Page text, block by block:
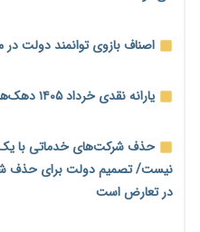
اختیارات جدید گمرکات برای
پایان شهریور ابلاغ شد
اصناف بازوی توانمند دولت در
یارانه نقدی خرداد ۱۴۰۵ دهک‌های چهارم تا نهم واریز شد
حذف شرکت‌های خدماتی با یک
نیست/ تصمیم دولت برای حذف
در تعارض است